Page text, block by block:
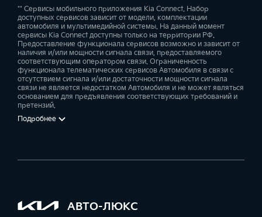
** Сервисы мобильного приложения Kia Connect. Набор
доступных сервисов зависит от модели, комплектации
автомобиля и мультимедийной системы. На данный момент
сервисы Kia Connect доступны только на территории РФ.
Предоставление функционала сервисов возможно и зависит от
наличия и/или мощности сигнала связи, предоставляемого
соответствующим оператором связи. Ограниченность
функционала телематических сервисов Автомобиля в связи с
отсутствием сигнала и/или достаточности мощности сигнала
связи не является недостатком Автомобиля и не может являться
основанием для предъявления соответствующих требований и
претензий.
Подробнее
АВТО-ЛЮКС